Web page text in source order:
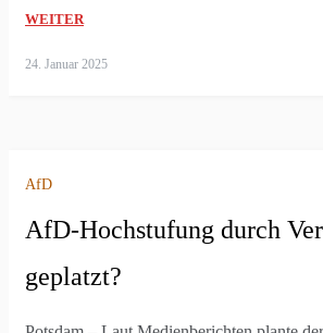
WEITER
24. Januar 2025
AfD
AfD-Hochstufung durch
geplatzt?